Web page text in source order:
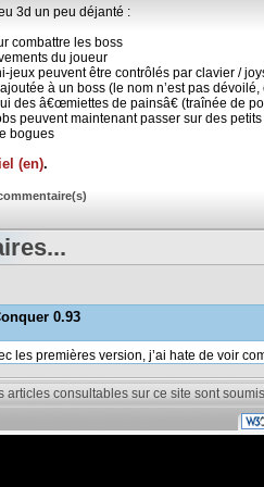
3d un peu déjanté :
combattre les boss
du joueur
jeux peuvent être contrôlés par clavier /
à un boss (le nom n’est pas dévoilé,
des â€œmiettes de painsâ€ (traînée de
peuvent maintenant passer sur des
bogues
(en).
0.93
les premières version, j’ai hate de voir
articles consultables sur ce site sont